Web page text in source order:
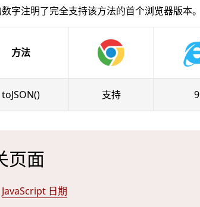
字注明了完全支持该方法的首个浏览器版本。
方法
toJSON() 支持 9
页面
JavaScript 日期